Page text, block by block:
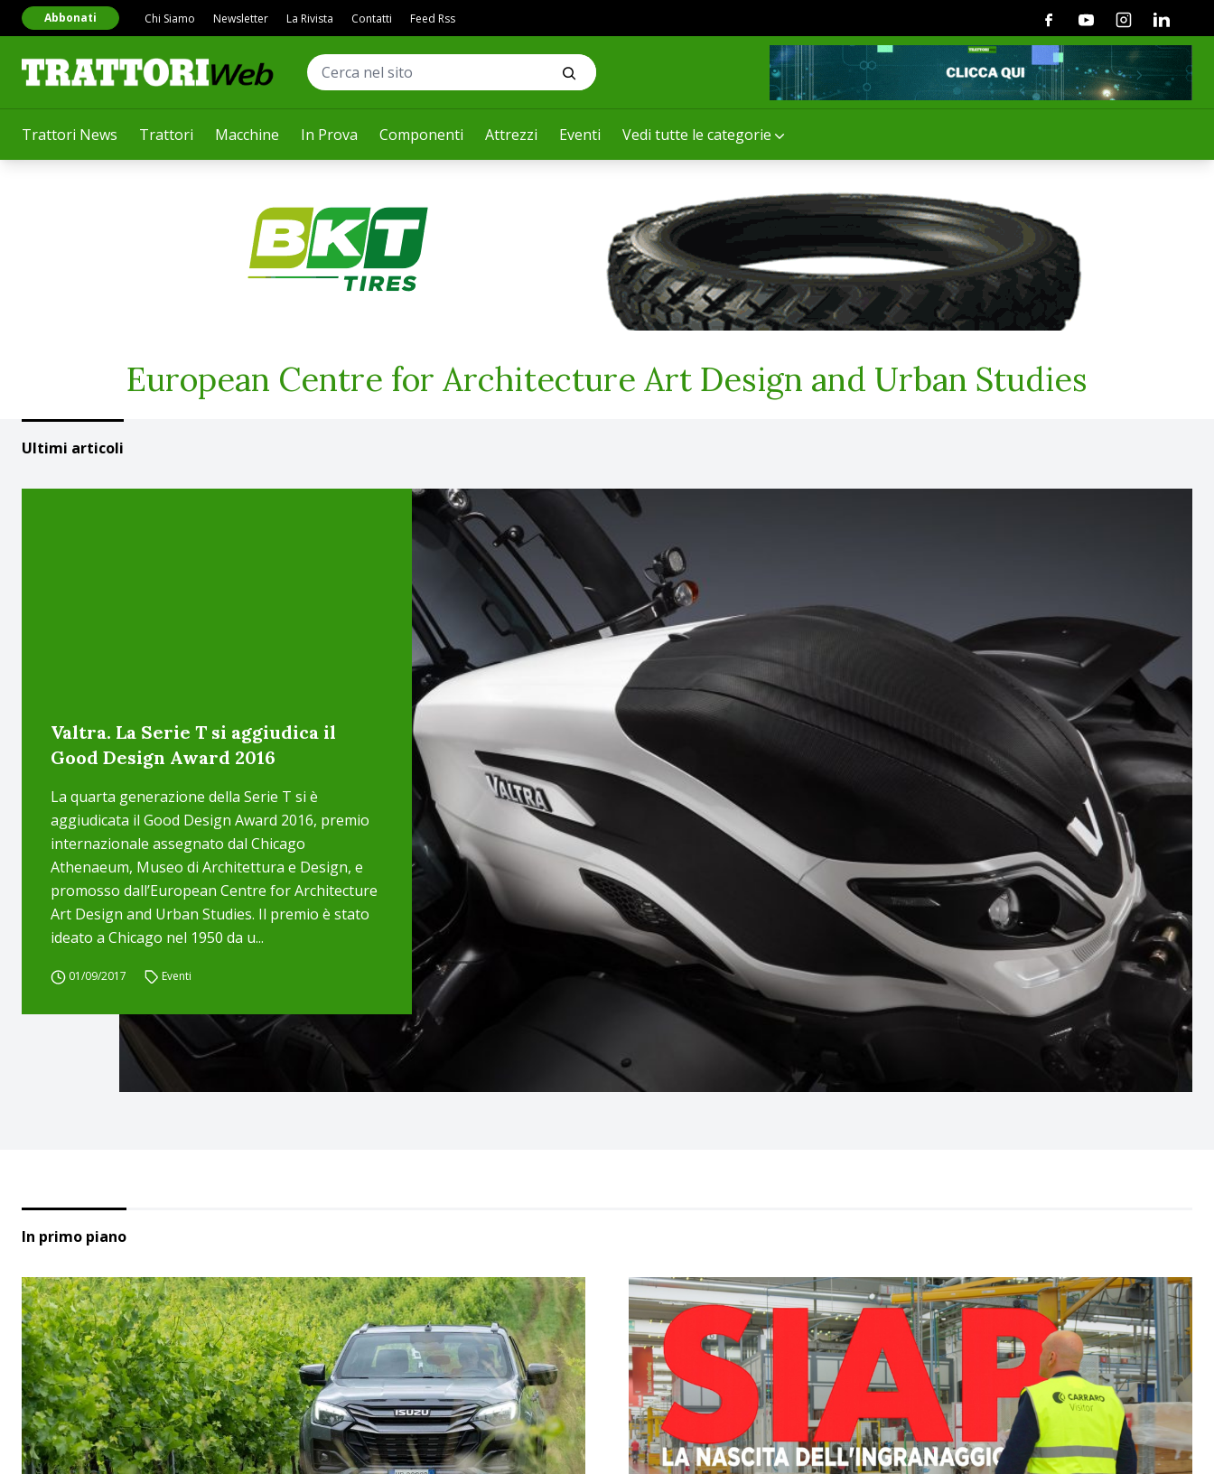
Trattori News Trattori Macchine In Prova Componenti Attrezzi Eventi Vedi tutte le categorie
Abbonati Chi Siamo Newsletter La Rivista Contatti Feed Rss FacebookYoutubeInstagramLinkedin
European Centre for Architecture Art Design and Urban Studies
Ultimi articoli
Valtra. La Serie T si aggiudica il
Good Design Award 2016
La quarta generazione della Serie T si è
aggiudicata il Good Design Award 2016, premio
internazionale assegnato dal Chicago
Athenaeum, Museo di Architettura e Design, e
promosso dall’European Centre for Architecture
Art Design and Urban Studies. Il premio è stato
ideato a Chicago nel 1950 da u...
01/09/2017 Eventi
In primo piano